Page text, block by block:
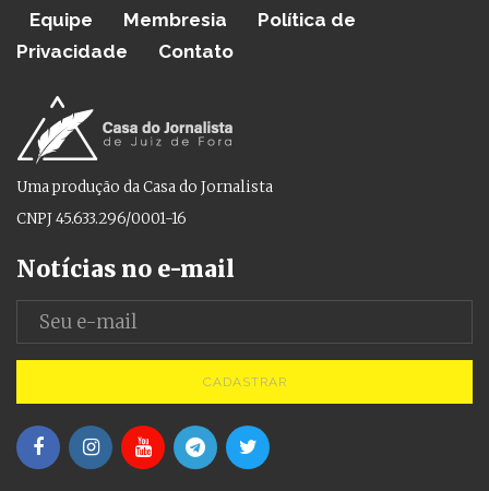
Equipe
Membresia
Política de
Privacidade
Contato
Uma produção da Casa do Jornalista
CNPJ 45.633.296/0001-16
Notícias no e-mail
CADASTRAR